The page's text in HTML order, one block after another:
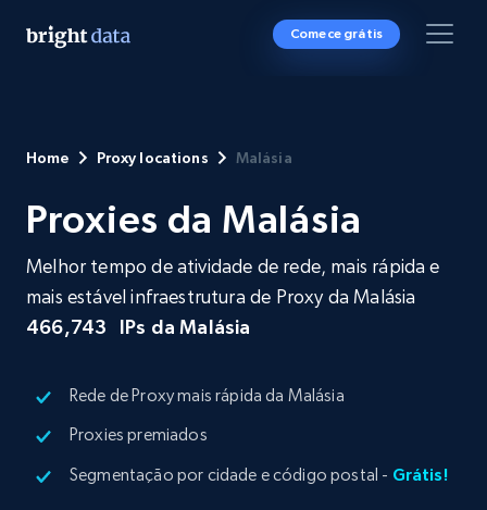
Comece grátis
Home Proxy locations Malásia
Proxies da Malásia
Melhor tempo de atividade de rede, mais rápida e
mais estável infraestrutura de Proxy da Malásia
466,743
IPs da Malásia
Rede de Proxy mais rápida da Malásia
Proxies premiados
Segmentação por cidade e código postal - Grátis!